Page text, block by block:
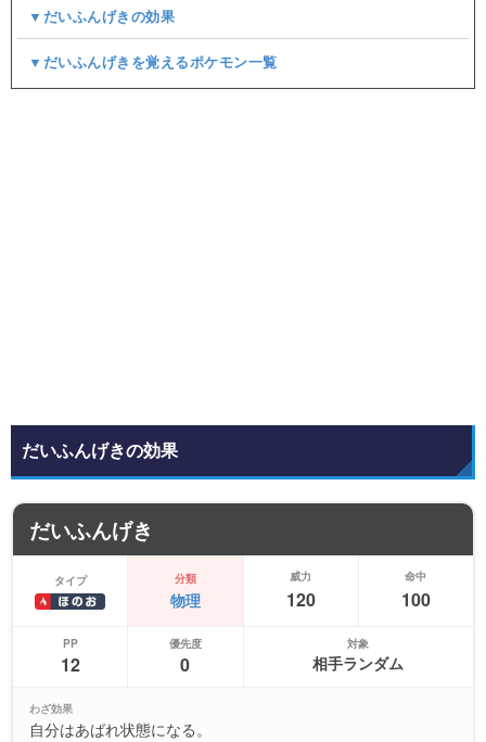
▼だいふんげきの効果
▼だいふんげきを覚えるポケモン一覧
だいふんげきの効果
だいふんげき
タイプ 分類
物理
威力
120
命中
100
PP
12
優先度
0
対象
相手ランダム
わざ効果
自分はあばれ状態になる。